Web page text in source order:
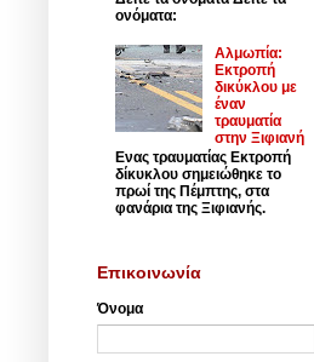
ονόματα:
Αλμωπία:
Εκτροπή
δικύκλου με
έναν
τραυματία
στην Ξιφιανή
Ενας τραυματίας Εκτροπή
δίκυκλου σημειώθηκε το
πρωί της Πέμπτης, στα
φανάρια της Ξιφιανής.
Επικοινωνία
Όνομα